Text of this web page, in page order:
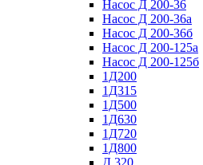
Насос Д 200-36
Насос Д 200-36а
Насос Д 200-36б
Насос Д 200-125а
Насос Д 200-125б
1Д200
1Д315
1Д500
1Д630
1Д720
1Д800
Д 320